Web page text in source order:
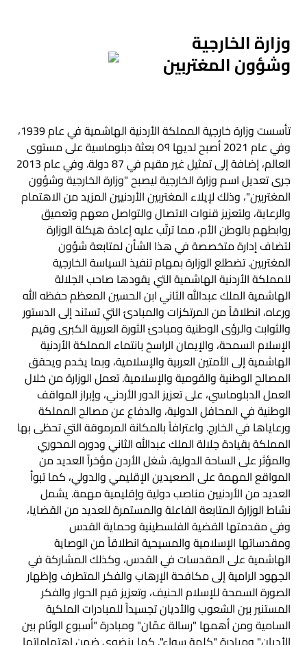
وزارة الخارجية
وشؤون المغتربين
تأسست وزارة خارجية المملكة الأردنية الهاشمية في عام 1939،
وفي عام 2021 أصبح لديها ٥٩ بعثة دبلوماسية على مستوى
العالم، إضافة إلى تمثيل غير مقيم في 87 دولة. وفي عام 2013
جرى تعديل اسم وزارة الخارجية ليصبح "وزارة الخارجية وشؤون
المغتربين"، وذلك لإيلاء المغتربين الأردنيين المزيد من الاهتمام
والرعاية، ولتعزيز قنوات الاتصال والتواصل معهم وتعميق
روابطهم بالوطن الأم، مما ترتّب عليه إعادة هيكلة الوزارة
لتضاف إدارة متخصصة في هذا الشأن لمتابعة شؤون
المغتربين. تضطلع الوزارة بمهام تنفيذ السياسة الخارجية
للمملكة الأردنية الهاشمية التي يقودها صاحب الجلالة
الهاشمية الملك عبدالله الثاني ابن الحسين المعظم حفظه الله
ورعاه، انطلاقاً من المرتكزات والمبادئ التي تستند إلى الدستور
والثوابت والرؤى الوطنية ومبادئ الثورة العربية الكبرى وقيم
الإسلام السمحة، والإيمان الراسخ بانتماء المملكة الأردنية
الهاشمية إلى الأمتين العربية والإسلامية، وبما يخدم ويحقق
المصالح الوطنية والقومية والإسلامية. تعمل الوزارة من خلال
العمل الدبلوماسي، على تعزيز الدور الأردني، وإبراز المواقف
الوطنية في المحافل الدولية، والدفاع عن مصالح المملكة
ورعاياها في الخارج. واعترافاً بالمكانة المرموقة التي تحظى بها
المملكة بقيادة جلالة الملك عبدالله الثاني ودوره المحوري
والمؤثر على الساحة الدولية، شغل الأردن مؤخراً العديد من
المواقع المهمة على الصعيدين الإقليمي والدولي، كما تبوأ
العديد من الأردنيين مناصب دولية وإقليمية مهمة. يشمل
نشاط الوزارة المتابعة الفاعلة والمستمرة للعديد من القضايا،
وفي مقدمتها القضية الفلسطينية وحماية القدس
ومقدساتها الإسلامية والمسيحية انطلاقاً من الوصاية
الهاشمية على المقدسات في القدس، وكذلك المشاركة في
الجهود الرامية إلى مكافحة الإرهاب والفكر المتطرف وإظهار
الصورة السمحة للإسلام الحنيف، وتعزيز قيم الحوار والفكر
المستنير بين الشعوب والأديان تجسيداً للمبادرات الملكية
السامية ومن أهمها "رسالة عمّان" ومبادرة "أسبوع الوئام بين